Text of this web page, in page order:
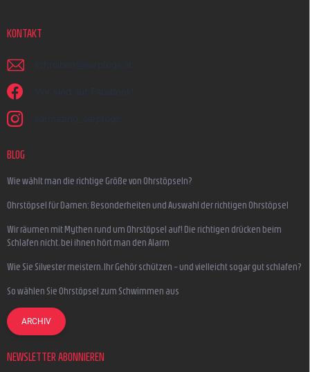
KONTAKT
schreiben @ earplugs.at
Wir sind auf Facebook!
earmazing_earplugs
BLOG
Wie wählt man die richtige Größe von Ohrstöpseln?
Ohrstöpsel für Damen: Besonderheiten und Auswahl der richtigen Ohrstöpsel
Wir räumen mit Mythen rund um Ohrstöpsel auf! Die richtigen drücken beim
Schlafen nicht, bei ihnen hört man den Alarm
Wie Sie Silvester meistern, Ihr Gehör schützen – und vielleicht sogar gut schlafen?
So wählen Sie Ohrstöpsel zum Schwimmen aus
ARCHIV
NEWSLETTER ABONNIEREN